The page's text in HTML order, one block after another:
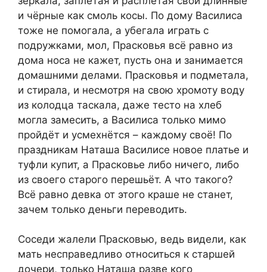
и чёрные как смоль косы. По дому Василиса
тоже не помогала, а убегала играть с
подружками, мол, Прасковья всё равно из
дома носа не кажет, пусть она и занимается
домашними делами. Прасковья и подметала,
и стирала, и несмотря на свою хромоту воду
из колодца таскала, даже тесто на хлеб
могла замесить, а Василиса только мимо
пройдёт и усмехнётся – каждому своё! По
праздникам Наташа Василисе новое платье и
туфли купит, а Прасковье либо ничего, либо
из своего старого перешьёт. А что такого?
Всё равно девка от этого краше не станет,
зачем только деньги переводить.
Соседи жалели Прасковью, ведь видели, как
мать несправедливо относиться к старшей
дочери, только Наташа разве кого